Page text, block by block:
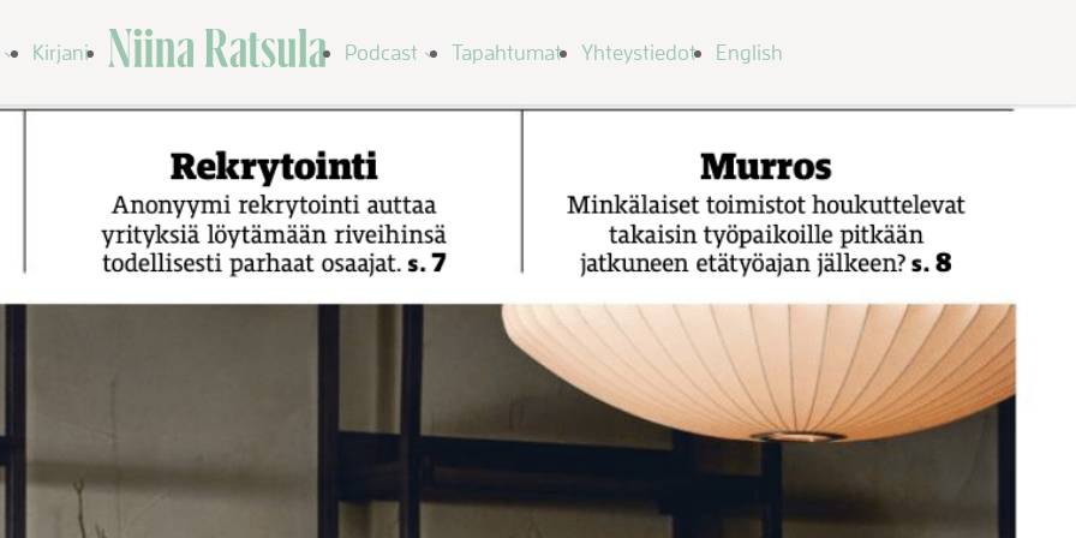
Niina Ratsula
Kirjani Podcast Tapahtumat Yhteystiedot English